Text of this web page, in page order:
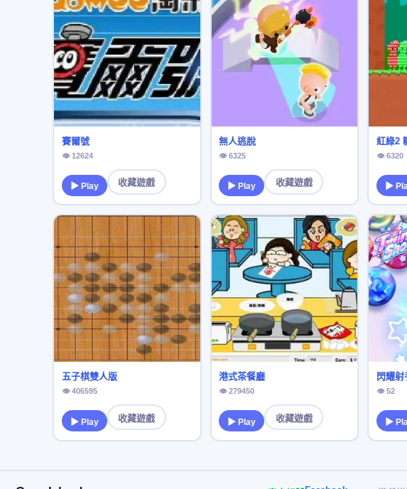
賽爾號
👁 12624
▶ Play 收藏遊戲
無人逃脫
👁 6325
▶ Play 收藏遊戲
紅綠2
👁 6320
▶
五子棋雙人版
👁 406595
▶ Play 收藏遊戲
港式茶餐廳
👁 279450
▶ Play 收藏遊戲
閃耀射
👁 52
▶